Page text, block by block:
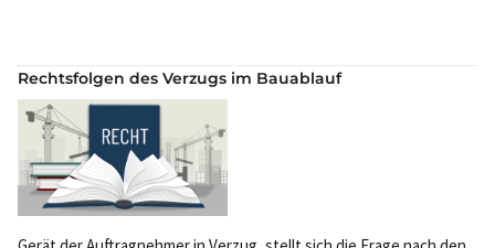
Rechtsfolgen des Verzugs im Bauablauf